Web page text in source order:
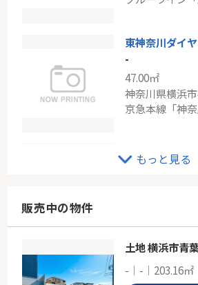
東神奈川ダイ
-
47.00㎡
京急本線「神
-
-
もっと見る
販売中の物件
土地 横浜市青
-｜-｜203.16㎡